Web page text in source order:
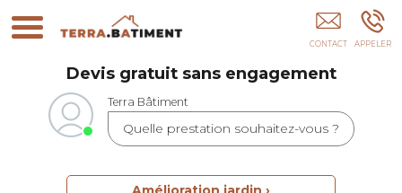
Devis gratuit sans engagement
Terra Bâtiment
Quelle prestation souhaitez-vous ?